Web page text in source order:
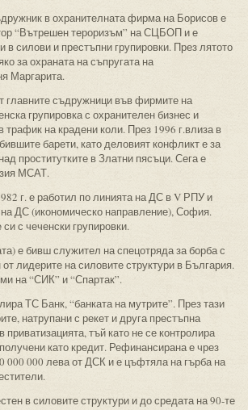
в охранителната фирма на Борисов е
“Вътрешен тероризъм” на СЦБОП и е
в силови и престъпни групировки. През лятото
за охраната на съпругата на
Маргарита.
главните съдружници във фирмите на
групировка с охранителен бизнес и
трафик на крадени коли. През 1996 г.влиза в
барети, като деловият конфликт е за
проститутките в Златни пясъци. Сега е
МСАТ.
г. е работил по линията на ДС в V РПУ и
ДС (икономическо направление), София.
с чеченски групировки.
е бивш служител на спецотряда за борба с
лидерите на силовите структури в България.
на “СИК” и “Спартак”.
ТС Банк, “банката на мутрите”. През тази
натрупани с рекет и друга престъпна
приватизацията, тъй като не се контролира
като кредит. Рефинансирана е чрез
000 000 лева от ДСК и е цъфтяла на гърба на
в силовите структури и до средата на 90-те